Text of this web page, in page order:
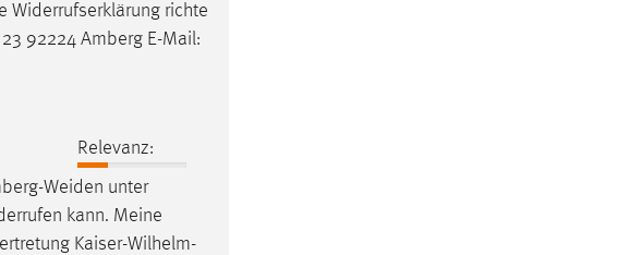
Widerrufserklärung richte
92224 Amberg E-Mail:
Relevanz:
Weiden unter
kann. Meine
Kaiser-Wilhelm-